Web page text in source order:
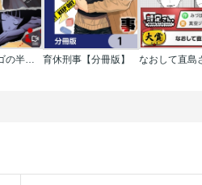
魔女のリンゴの半分は赤【電子単行本】 育休刑事【分冊版】 なおして直島